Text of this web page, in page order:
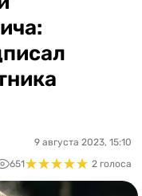
9 августа 2023, 15:10
651★★★★★
★★★★★ 2 голоса